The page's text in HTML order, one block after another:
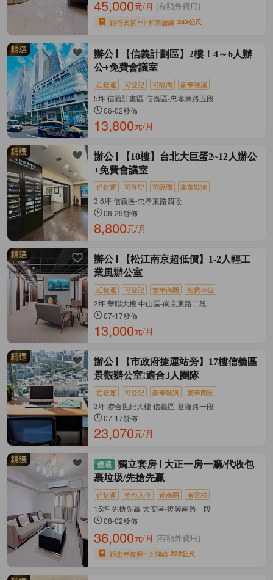
45,000元/月 (有額外費用)
距行天宮 中和新蘆線 352公尺
辦公
【信義計劃區】2樓！4～6人辦
公+免費會議室
近捷運 可登記 可隔間 豪華裝潢
5坪 信義計畫區 信義區-忠孝東路五段
06-02發佈
13,800元/月
辦公
【10樓】台北大巨蛋2~12人辦公
+免費會議室
近捷運 可登記 可隔間 豪華裝潢
3.6坪 信義區-忠孝東路四段
06-29發佈
8,800元/月
辦公
【松江南京超低價】1-2人輕工
業風辦公室
近捷運 可登記 繁華商圈 免費車位
2坪 華聯大樓 中山區-南京東路二段
07-17發佈
13,000元/月
辦公
【市政府捷運站旁】17樓信義區
景觀辦公室!適合3人團隊
近捷運 可登記 豪華裝潢 繁華商圈
3坪 聯合世紀大樓 信義區-基隆路一段
07-17發佈
23,070元/月
獨立套房
大正一房一廳/代收包
裹垃圾/先搶先贏
近捷運 拎包入住 近商圈 有電梯
15坪 先搶先贏 大安區-復興南路一段
08-02發佈
36,000元/月 (有額外費用)
距忠孝復興 文湖線 222公尺